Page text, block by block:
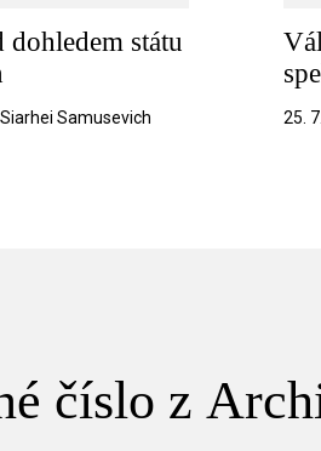
dohledem státu
Samusevich 25.
číslo z